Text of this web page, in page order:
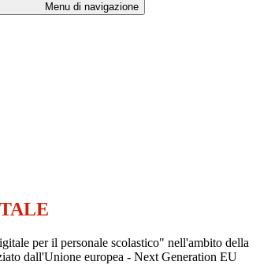
Menu di navigazione
per il personale scolastico" nell'ambito della
dall'Unione europea - Next Generation EU